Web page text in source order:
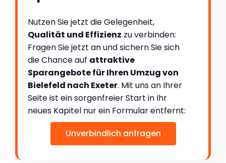
Nutzen Sie jetzt die Gelegenheit,
Qualität und Effizienz zu verbinden:
Fragen Sie jetzt an und sichern Sie sich
die Chance auf attraktive
Sparangebote für Ihren Umzug von
Bielefeld nach Exeter. Mit uns an Ihrer
Seite ist ein sorgenfreier Start in Ihr
neues Kapitel nur ein Formular entfernt:
Unverbindlich anfragen